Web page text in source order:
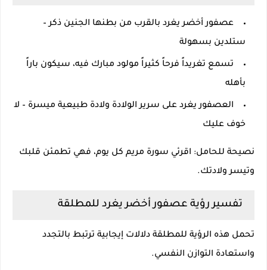
عصفور أخضر يغرد بالقرب من بطنها الجنين ذكر –
ستلدين بسهولة
تسمع تغريداً فرحاً كثيراً مولود مبارك فيه، سيكون باراً
بأهله
العصفور يغرد على سرير الولادة ولادة طبيعية ميسرة – لا
خوف عليك
نصيحة للحامل: اقرئي سورة مريم كل يوم، فهي تطمئن قلبك
وتيسر ولادتك.
تفسير رؤية عصفور أخضر يغرد للمطلقة
تحمل هذه الرؤية للمطلقة دلالات إيجابية ترتبط بالتجدد
واستعادة التوازن النفسي.